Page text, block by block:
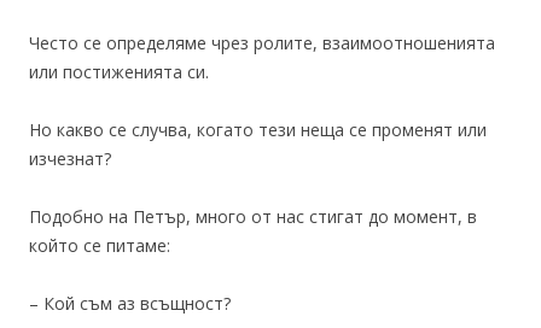
Често се определяме чрез ролите, взаимоотношенията
или постиженията си.
Но какво се случва, когато тези неща се променят или
изчезнат?
Подобно на Петър, много от нас стигат до момент, в
който се питаме:
– Кой съм аз всъщност?